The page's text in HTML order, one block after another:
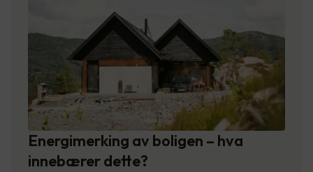
Energimerking av boligen – hva
innebærer dette?